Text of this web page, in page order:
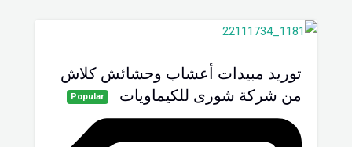
توريد مبيدات أعشاب وحشائش كلاش
من شركة شورى للكيماويات
Popular